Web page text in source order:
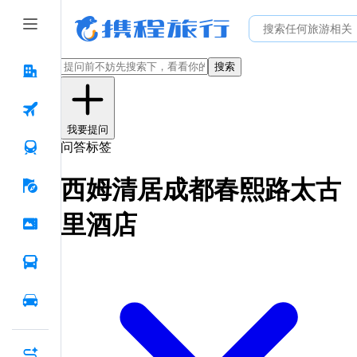
搜索
我要提问
问答标签
西姆清居成都春熙路太古
里酒店